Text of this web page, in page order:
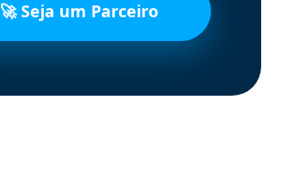
🚀 Seja um Parceiro